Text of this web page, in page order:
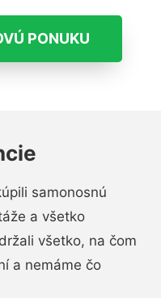
PONUKU
samonosnú
a všetko
všetko, na čom
a nemáme čo